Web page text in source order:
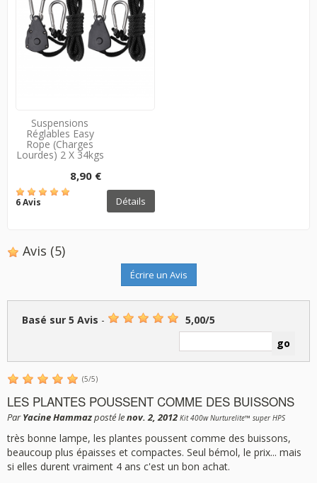
Suspensions
Réglables Easy
Rope (charges
Lourdes) 2 X 34kgs
8,90 €
6 Avis Détails
Avis (5)
Écrire un Avis
Basé sur 5 Avis - 5,00/5
(5/5)
LES PLANTES POUSSENT COMME DES BUISSONS
ParYacine Hammazposté lenov. 2, 2012 Kit 400w Nurturelite™ super HPS
très bonne lampe, les plantes poussent comme des buissons,
beaucoup plus épaisses et compactes. Seul bémol, le prix... mais
si elles durent vraiment 4 ans c'est un bon achat.